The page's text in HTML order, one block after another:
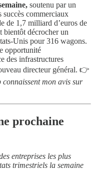
soutenu par un
succès commerciaux
de 1,7 milliard d’euros de
bientôt décrocher un
Unis pour 316 wagons.
opportunité
des infrastructures
directeur général. 👉
mon avis sur
prochaine
entreprises les plus
trimestriels la semaine